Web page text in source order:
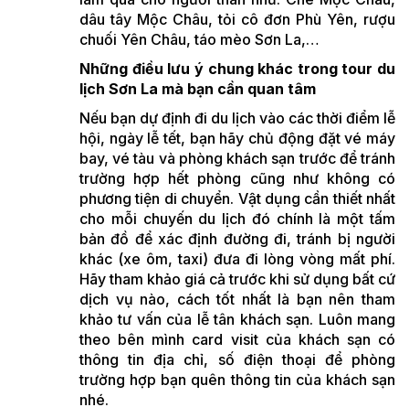
dâu tây Mộc Châu, tỏi cô đơn Phù Yên, rượu
chuối Yên Châu, táo mèo Sơn La,…
Những điều lưu ý chung khác trong tour du
lịch Sơn La mà bạn cần quan tâm
Nếu bạn dự định đi du lịch vào các thời điểm lễ
hội, ngày lễ tết, bạn hãy chủ động đặt vé máy
bay, vé tàu và phòng khách sạn trước để tránh
trường hợp hết phòng cũng như không có
phương tiện di chuyển. Vật dụng cần thiết nhất
cho mỗi chuyến du lịch đó chính là một tấm
bản đồ để xác định đường đi, tránh bị người
khác (xe ôm, taxi) đưa đi lòng vòng mất phí.
Hãy tham khảo giá cả trước khi sử dụng bất cứ
dịch vụ nào, cách tốt nhất là bạn nên tham
khảo tư vấn của lễ tân khách sạn. Luôn mang
theo bên mình card visit của khách sạn có
thông tin địa chỉ, số điện thoại để phòng
trường hợp bạn quên thông tin của khách sạn
nhé.